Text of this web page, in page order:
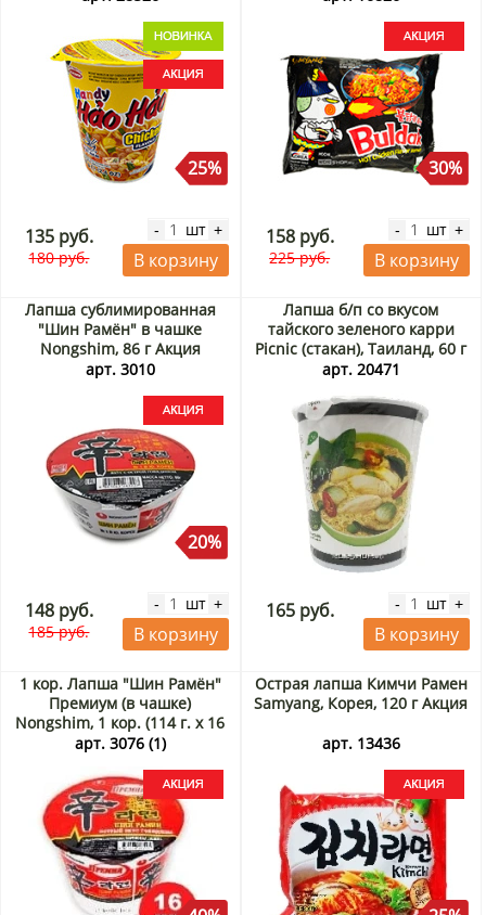
25%
135 руб.
180 руб.
- шт +
В корзину
30%
158 руб.
225 руб.
- шт +
В корзину
Лапша сублимированная
"Шин Рамён" в чашке
Nongshim, 86 г Акция
арт. 3010
20%
148 руб.
185 руб.
- шт +
В корзину
Лапша б/п со вкусом
тайского зеленого карри
Picnic (стакан), Таиланд, 60 г
арт. 20471
165 руб. - шт +
В корзину
1 кор. Лапша "Шин Рамён"
Премиум (в чашке)
Nongshim, 1 кор. (114 г. х 16
шт.) Акция
арт. 3076 (1)
Острая лапша Кимчи Рамен
Samyang, Корея, 120 г Акция
арт. 13436